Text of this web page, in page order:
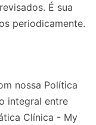
É sua
periodicamente.
nossa Política
integral entre
Clínica - My